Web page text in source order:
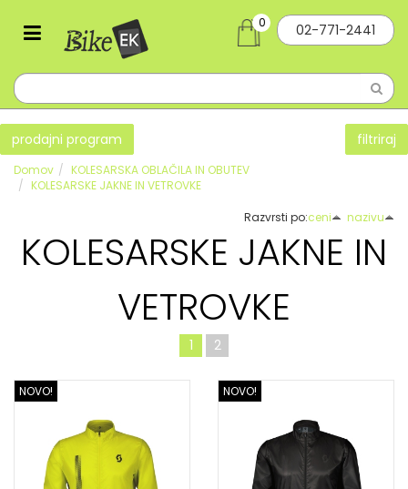
02-771-2441
0
prodajni program filtriraj
Domov
KOLESARSKA OBLAČILA IN OBUTEV
KOLESARSKE JAKNE IN VETROVKE
Razvrsti po:ceni nazivu
KOLESARSKE JAKNE IN
VETROVKE
1 2
NOVO! NOVO!